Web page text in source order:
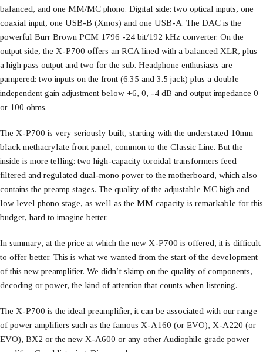
balanced, and one MM/MC phono. Digital side: two optical inputs, one
coaxial input, one USB-B (Xmos) and one USB-A. The DAC is the
powerful Burr Brown PCM 1796 -24 bit/192 kHz converter. On the
output side, the X-P700 offers an RCA lined with a balanced XLR, plus
a high pass output and two for the sub. Headphone enthusiasts are
pampered: two inputs on the front (6.35 and 3.5 jack) plus a double
independent gain adjustment below +6, 0, -4 dB and output impedance 0
or 100 ohms.
The X-P700 is very seriously built, starting with the understated 10mm
black methacrylate front panel, common to the Classic Line. But the
inside is more telling: two high-capacity toroidal transformers feed
filtered and regulated dual-mono power to the motherboard, which also
contains the preamp stages. The quality of the adjustable MC high and
low level phono stage, as well as the MM capacity is remarkable for this
budget, hard to imagine better.
In summary, at the price at which the new X-P700 is offered, it is difficult
to offer better. This is what we wanted from the start of the development
of this new preamplifier. We didn’t skimp on the quality of components,
decoding or power, the kind of attention that counts when listening.
The X-P700 is the ideal preamplifier, it can be associated with our range
of power amplifiers such as the famous X-A160 (or EVO), X-A220 (or
EVO), BX2 or the new X-A600 or any other Audiophile grade power